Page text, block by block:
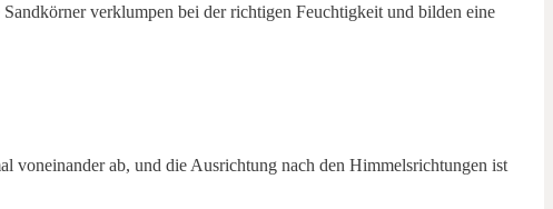
verklumpen bei der richtigen Feuchtigkeit und bilden eine
voneinander ab, und die Ausrichtung nach den Himmelsrichtungen ist